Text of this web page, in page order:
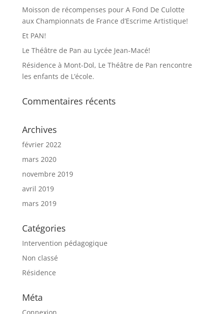
Moisson de récompenses pour A Fond De Culotte
aux Championnats de France d’Escrime Artistique!
Et PAN!
Le Théâtre de Pan au Lycée Jean-Macé!
Résidence à Mont-Dol, Le Théâtre de Pan rencontre
les enfants de L’école.
Commentaires récents
Archives
février 2022
mars 2020
novembre 2019
avril 2019
mars 2019
Catégories
Intervention pédagogique
Non classé
Résidence
Méta